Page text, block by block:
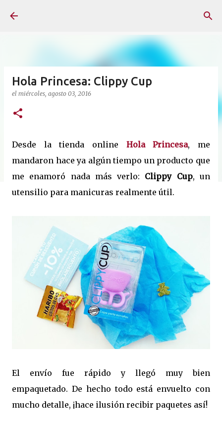
Hola Princesa: Clippy Cup
el miércoles, agosto 03, 2016
Desde la tienda online Hola Princesa, me
mandaron hace ya algún tiempo un producto que
me enamoró nada más verlo: Clippy Cup, un
utensilio para manicuras realmente útil.
El envío fue rápido y llegó muy bien
empaquetado. De hecho todo está envuelto con
mucho detalle, ¡hace ilusión recibir paquetes así!